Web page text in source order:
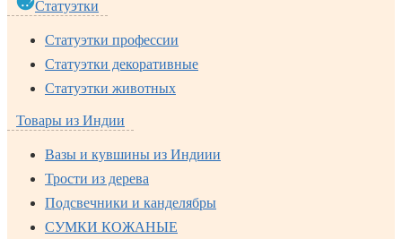
Статуэтки
Статуэтки профессии
Статуэтки декоративные
Статуэтки животных
Товары из Индии
Вазы и кувшины из Индиии
Трости из дерева
Подсвечники и канделябры
СУМКИ КОЖАНЫЕ